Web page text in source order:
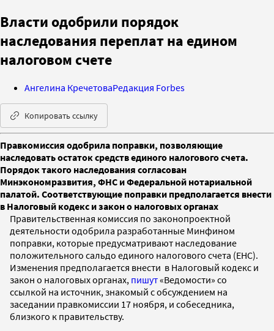
Власти одобрили порядок
наследования переплат на едином
налоговом счете
Ангелина КречетоваРедакция Forbes
Копировать ссылку
Правкомиссия одобрила поправки, позволяющие
наследовать остаток средств единого налогового счета.
Порядок такого наследования согласован
Минэкономразвития, ФНС и Федеральной нотариальной
палатой. Соответствующие поправки предполагается внести
в Налоговый кодекс и закон о налоговых органах
Правительственная комиссия по законопроектной
деятельности одобрила разработанные Минфином
поправки, которые предусматривают наследование
положительного сальдо единого налогового счета (ЕНС).
Изменения предполагается внести в Налоговый кодекс и
закон о налоговых органах, пишут«Ведомости» со
ссылкой на источник, знакомый с обсуждением на
заседании правкомиссии 17 ноября, и собеседника,
близкого к правительству.